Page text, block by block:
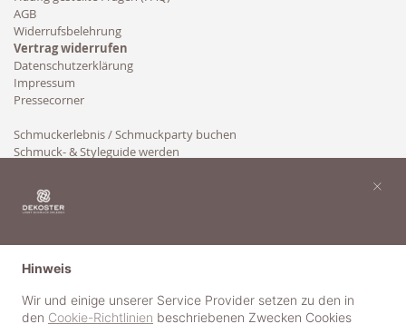
AGB
Widerrufsbelehrung
Vertrag widerrufen
Datenschutzerklärung
Impressum
Pressecorner
Schmuckerlebnis / Schmuckparty buchen
Schmuck- & Styleguide werden
Hinweis
Wir und einige unserer Service Provider setzen zu den in
den Cookie-Richtlinien beschriebenen Zwecken Cookies
×